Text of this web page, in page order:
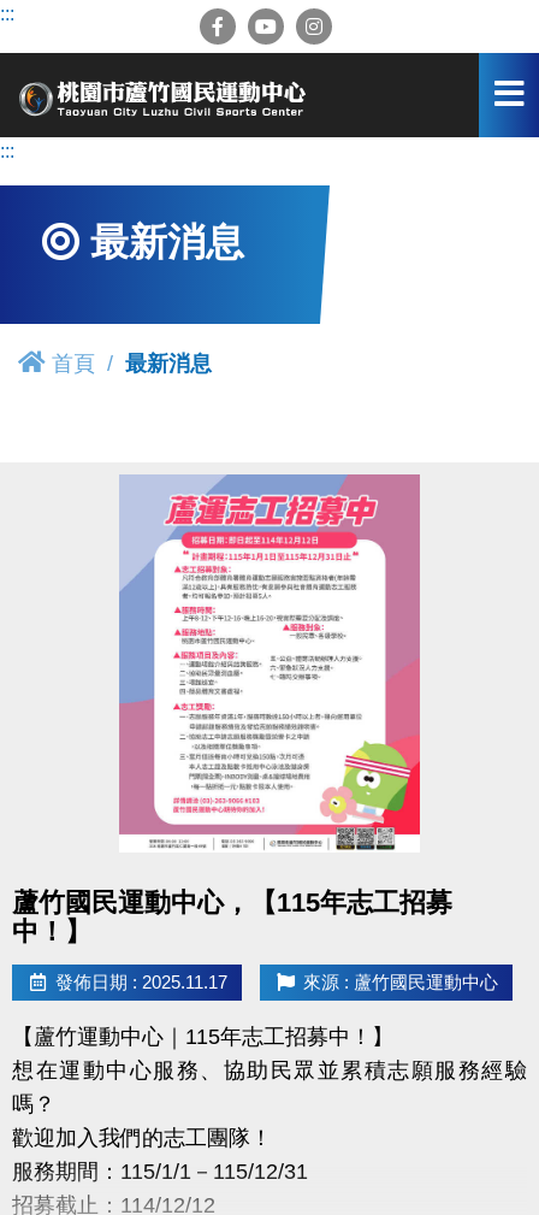
跳
容
:::
:::
最新消息
首頁 最新消息
蘆竹國民運動中心，【115年志工招募
中！】
發佈日期 : 2025.11.17 來源 : 蘆竹國民運動中心
【蘆竹運動中心｜115年志工招募中！】
想在運動中心服務、協助民眾並累積志願服務經驗
嗎？
歡迎加入我們的志工團隊！
服務期間：115/1/1－115/12/31
招募截止：114/12/12